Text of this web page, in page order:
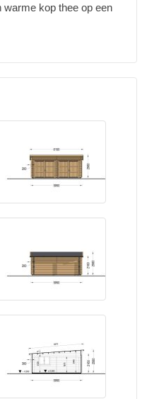
kop thee op een